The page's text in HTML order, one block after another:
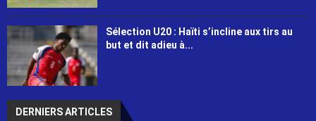
Sélection U20 : Haïti s’incline aux tirs au
but et dit adieu à...
DERNIERS ARTICLES